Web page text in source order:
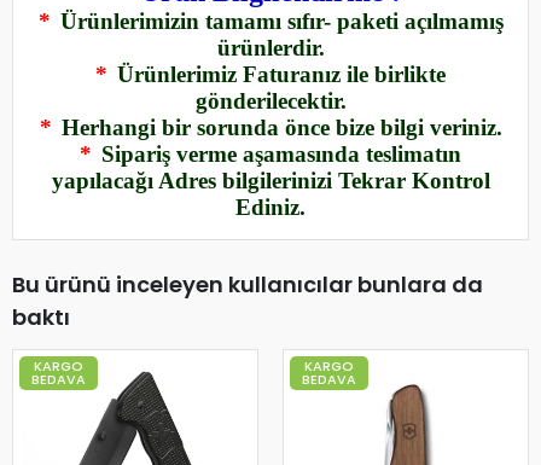
* Ürünlerimizin tamamı sıfır- paketi açılmamış
ürünlerdir.
* Ürünlerimiz Faturanız ile birlikte
gönderilecektir.
* Herhangi bir sorunda önce bize bilgi veriniz.
* Sipariş verme aşamasında teslimatın
yapılacağı Adres bilgilerinizi Tekrar Kontrol
Ediniz.
Bu ürünü inceleyen kullanıcılar bunlara da
baktı
KARGO
BEDAVA
KARGO
BEDAVA